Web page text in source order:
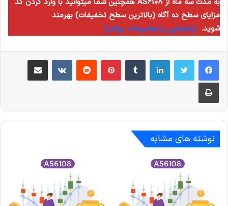
مزایای سطح ده آگاه (بالاترین سطح تخفیفات) بهرمند
شوید. (راهنمایی و توضیحات بیشتر)
لینکدین ‫تامبلر ‫پین‌ترست‫رددیت ‫VKontakteاشتراک گذاری از طریق ایمیل
چاپ
نوشته های مشابه